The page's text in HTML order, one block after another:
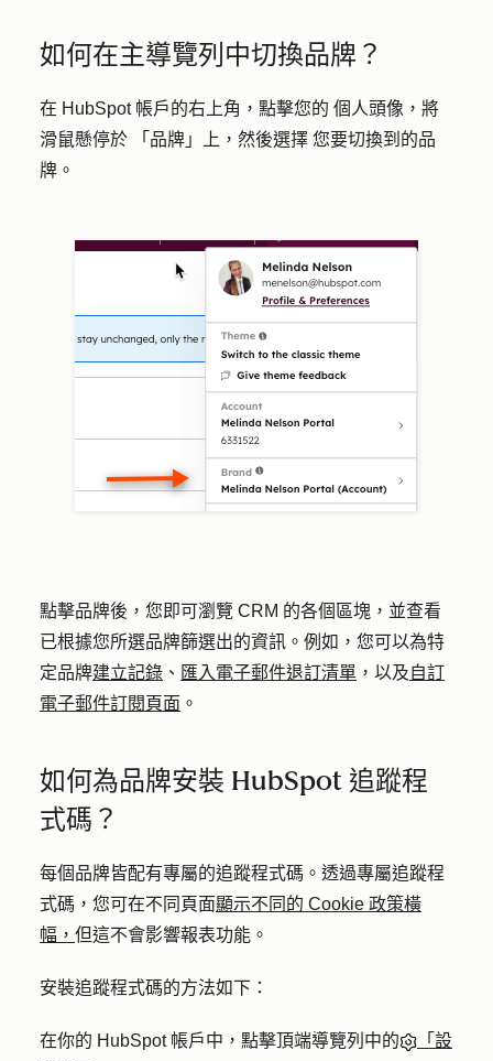
如何在主導覽列中切換品牌？
在 HubSpot 帳戶的右上角，點擊您的 個人頭像 ，將
滑鼠懸停於
「品牌 」上，然後選擇 您要切換到的品
牌 。
點擊品牌後，您即可瀏覽 CRM 的各個區塊，並查看
已根據您所選品牌篩選出的資訊。例如，您可以為特
定品牌建立記錄 、 匯入電子郵件退訂清單 ，以及自訂
電子郵件訂閱頁面 。
如何為品牌安裝 HubSpot 追蹤程
式碼？
每個品牌皆配有專屬的追蹤程式碼。透過專屬追蹤程
式碼，您可在不同頁面顯示不同的 Cookie 政策橫
幅， 但這不會影響報表功能。
安裝追蹤程式碼的方法如下：
在你的 HubSpot 帳戶中，點擊頂端導覽列中的
「設